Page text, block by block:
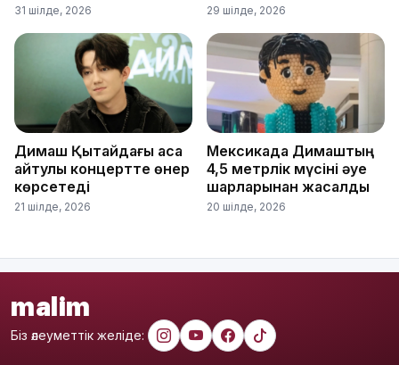
31 шілде, 2026 29 шілде, 2026
Димаш Қытайдағы аса
айтулы концертте өнер
көрсетеді
21 шілде, 2026
Мексикада Димаштың
4,5 метрлік мүсіні әуе
шарларынан жасалды
20 шілде, 2026
malim
Біз әлеуметтік желіде: